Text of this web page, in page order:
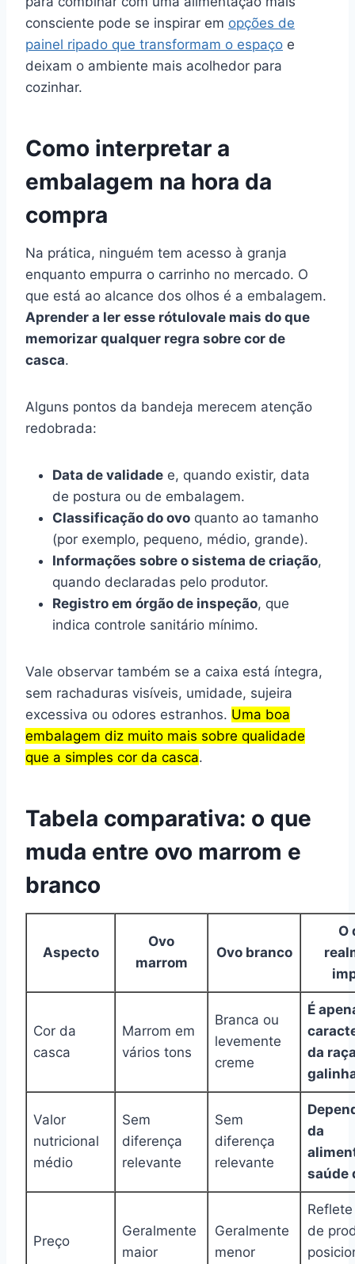
consciente pode se inspirar em opções de
painel ripado que transformam o espaço e
deixam o ambiente mais acolhedor para
cozinhar.
Como interpretar a
embalagem na hora da
compra
Na prática, ninguém tem acesso à granja
enquanto empurra o carrinho no mercado. O
que está ao alcance dos olhos é a embalagem.
Aprender a ler esse rótulovale mais do que
memorizar qualquer regra sobre cor de
casca.
Alguns pontos da bandeja merecem atenção
redobrada:
Data de validade e, quando existir, data
de postura ou de embalagem.
Classificação do ovo quanto ao tamanho
(por exemplo, pequeno, médio, grande).
Informações sobre o sistema de criação,
quando declaradas pelo produtor.
Registro em órgão de inspeção, que
indica controle sanitário mínimo.
Vale observar também se a caixa está íntegra,
sem rachaduras visíveis, umidade, sujeira
excessiva ou odores estranhos. Uma boa
embalagem diz muito mais sobre qualidade
que a simples cor da casca.
Tabela comparativa: o que
muda entre ovo marrom e
branco
Aspecto
Ovo
marrom
Ovo branco
O
Cor da
casca
Marrom em
vários tons
Branca ou
levemente
creme
É
da
Valor
nutricional
médio
Sem
diferença
relevante
Sem
diferença
relevante
da
saúde
Preço
Geralmente
maior
Geralmente
menor
de